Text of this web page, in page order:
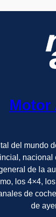
Motor
del mundo
nacional
de la
los 4×4,
de
de